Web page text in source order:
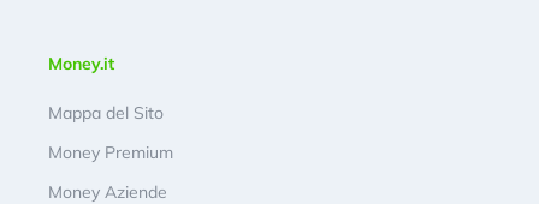
Money.it
Mappa del Sito
Money Premium
Money Aziende